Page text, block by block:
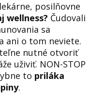
posilňovne
wellness? Čudovali
sa
ani o tom neviete.
nutné otvoriť
uživiť. NON-STOP
to priláka
.